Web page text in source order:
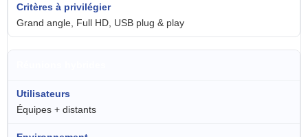
Grand angle, Full HD, USB plug & play
Équipes + distants